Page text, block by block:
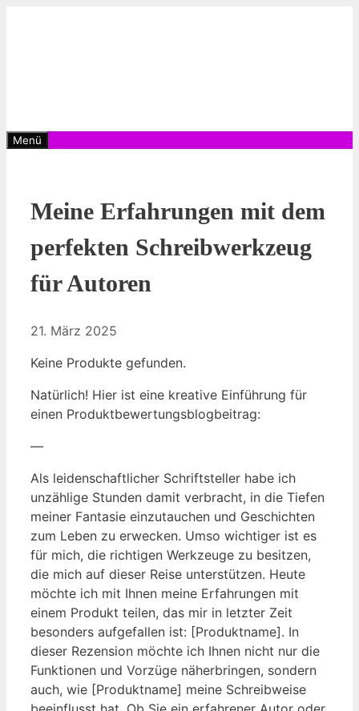
Menü
Meine Erfahrungen mit dem
perfekten Schreibwerkzeug
für Autoren
21. März 2025
Keine Produkte gefunden.
Natürlich! Hier ist eine kreative Einführung für
einen Produktbewertungsblogbeitrag:
—
Als leidenschaftlicher Schriftsteller habe ich
unzählige Stunden damit verbracht, in die Tiefen
meiner Fantasie einzutauchen und Geschichten
zum Leben zu erwecken. Umso wichtiger ist es
für mich, die richtigen Werkzeuge zu besitzen,
die mich auf dieser Reise unterstützen. Heute
möchte ich mit Ihnen meine Erfahrungen mit
einem Produkt teilen, das mir in letzter Zeit
besonders aufgefallen ist: [Produktname]. In
dieser Rezension möchte ich Ihnen nicht nur die
Funktionen und Vorzüge näherbringen, sondern
auch, wie [Produktname] meine Schreibweise